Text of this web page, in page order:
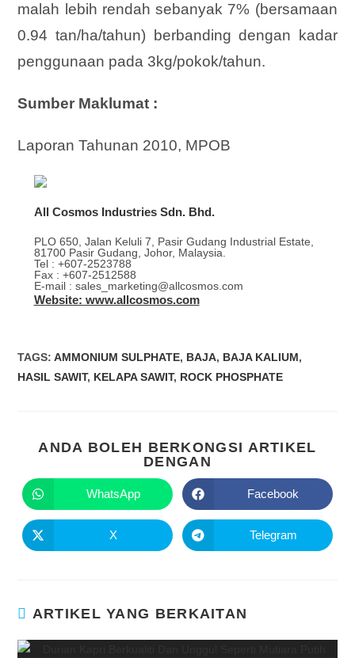
malah lebih rendah sebanyak 7% (bersamaan
0.94 tan/ha/tahun) berbanding dengan kadar
penggunaan pada 3kg/pokok/tahun.
Sumber Maklumat :
Laporan Tahunan 2010, MPOB
All Cosmos Industries Sdn. Bhd.
PLO 650, Jalan Keluli 7, Pasir Gudang Industrial Estate,
81700 Pasir Gudang, Johor, Malaysia.
Tel : +607-2523788
Fax : +607-2512588
E-mail : sales_marketing@allcosmos.com
Website: www.allcosmos.com
TAGS:AMMONIUM SULPHATE, BAJA, BAJA KALIUM,
HASIL SAWIT, KELAPA SAWIT, ROCK PHOSPHATE
ANDA BOLEH BERKONGSI ARTIKEL
DENGAN
WhatsApp Facebook
X Telegram
ARTIKEL YANG BERKAITAN